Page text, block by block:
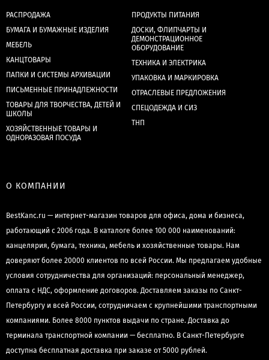
РАСПРОДАЖА
БУМАГА И БУМАЖНЫЕ ИЗДЕЛИЯ
МЕБЕЛЬ
КАНЦТОВАРЫ
ПАПКИ И СИСТЕМЫ АРХИВАЦИИ
ПИСЬМЕННЫЕ ПРИНАДЛЕЖНОСТИ
ТОВАРЫ ДЛЯ ТВОРЧЕСТВА, ДЕТЕЙ И
ШКОЛЫ
ХОЗЯЙСТВЕННЫЕ ТОВАРЫ И
ОДНОРАЗОВАЯ ПОСУДА
ПРОДУКТЫ ПИТАНИЯ
ДОСКИ, ФЛИПЧАРТЫ И
ДЕМОНСТРАЦИОННОЕ
ОБОРУДОВАНИЕ
ТЕХНИКА И ЭЛЕКТРИКА
УПАКОВКА И МАРКИРОВКА
ОТРАСЛЕВЫЕ ПРЕДЛОЖЕНИЯ
СПЕЦОДЕЖДА И СИЗ
ТНП
О КОМПАНИИ
BestKanc.ru — интернет-магазин товаров для офиса, дома и бизнеса,
работающий с 2006 года. В каталоге более 100 000 наименований:
канцелярия, бумага, техника, мебель и хозяйственные товары. Нам
доверяют более 20000 клиентов по всей России. Мы предлагаем удобные
условия сотрудничества для организаций: персональный менеджер,
оплата с НДС, оформление договоров. Доставляем заказы по Санкт-
Петербургу и всей России, сотрудничаем с крупнейшими транспортными
компаниями. Более 8000 пунктов выдачи по стране. Доставка до
терминала транспортной компании — бесплатно. В Санкт-Петербурге
доступна бесплатная доставка при заказе от 5000 рублей.